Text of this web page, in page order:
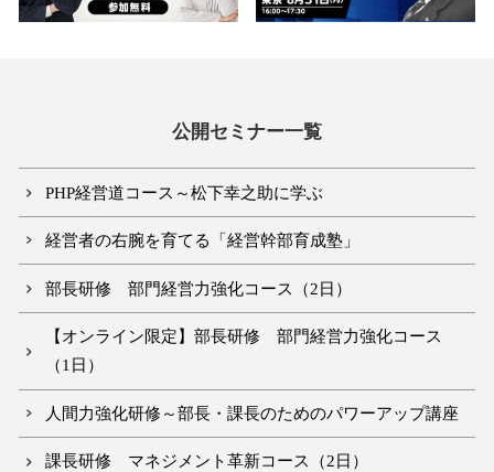
公開セミナー一覧
PHP経営道コース～松下幸之助に学ぶ
経営者の右腕を育てる「経営幹部育成塾」
部長研修 部門経営力強化コース（2日）
【オンライン限定】部長研修 部門経営力強化コース
（1日）
人間力強化研修～部長・課長のためのパワーアップ講座
課長研修 マネジメント革新コース（2日）